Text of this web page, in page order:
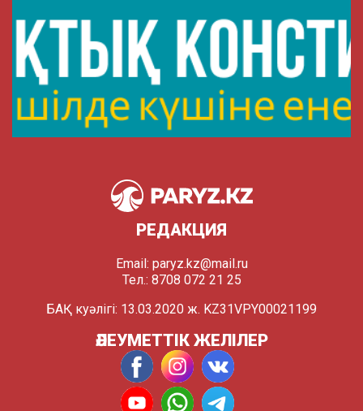
РЕДАКЦИЯ
Email: paryz.kz@mail.ru
Тел.: 8708 072 21 25
БАҚ куәлігі: 13.03.2020 ж. KZ31VPY00021199
ӘЛЕУМЕТТІК ЖЕЛІЛЕР